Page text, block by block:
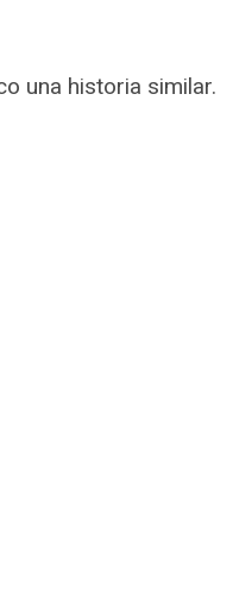
una historia similar.